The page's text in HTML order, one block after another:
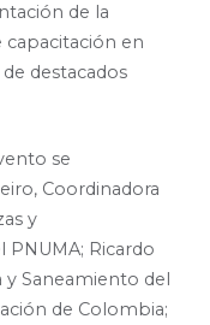
de la
en
destacados
se
Coordinadora
y
Ricardo
Saneamiento del
de Colombia;